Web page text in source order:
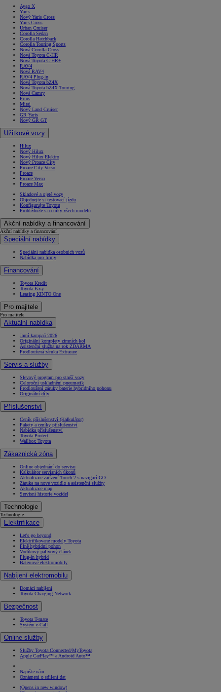
Aygo X
Yaris
Nový Yaris Cross
Yaris Cross
Urban Cruiser
Corolla Sedan
Corolla Hatchback
Corolla Touring Sports
Nová Corolla Cross
Nová Toyota C-HR
Nová Toyota C-HR+
RAV4
Nová RAV4
RAV4 Plug-in
Nová Toyota bZ4X
Nová Toyota bZ4X Touring
Nová Camry
Prius
Mirai
Nový Land Cruiser
GR Yaris
Nový GR GT
Užitkové vozy
Hilux
Nový Hilux
Nový Hilux Elektro
Nový Proace City
Proace City Verso
Proace
Proace Verso
Proace Max
Skladové a ojeté vozy
Objednejte si testovací jízdu
Konfigurujte Toyotu
Prohlédněte si ceníky všech modelů
Akční nabídky a financování
Akční nabídky a financování
Speciální nabídky
Speciální nabídka osobních vozů
Nabídka pro firmy
Financování
Toyota Kredit
Toyota Easy
Leasing KINTO One
Pro majitele
Pro majitele
Aktuální nabídka
Jarní kampaň 2026
Originální komplety zimních kol
Asistenční služba na rok ZDARMA
Prodloužená záruka Extracare
Servis a služby
Slevový program pro starší vozy
Celoroční uskladnění pneumatik
Prodloužení záruky baterie hybridního pohonu
Originální díly
Příslušenství
Ceník příslušenství (Kalkulátor)
Pakety a ceníky příslušenství
Nabídka příslušenství
Toyota Protect
Wallbox Toyota
Zákaznická zóna
Online objednání do servisu
Kalkulátor servisních úkonů
Aktualizace zařízení Touch 2 s navigací GO
Záruka na nové vozidlo a asistenční služby
Aktualizace map
Servisní historie vozidel
Technologie
Technologie
Elektrifikace
Let's go beyond
Elektrifikované modely Toyota
Plně hybridní pohon
Vodíkový palivový článek
Plug-in hybrid
Bateriové elektromobily
Nabíjení elektromobilu
Domácí nabíjení
Toyota Charging Network
Bezpečnost
Toyota T-mate
Systém e-Call
Online služby
Služby Toyota Connected/MyToyota
Apple CarPlay™ a Android Auto™
Napište nám
Oznámení o sdílení dat
(Opens in new window)